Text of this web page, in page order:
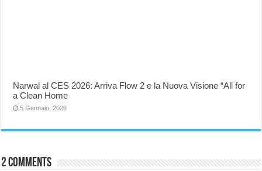
Narwal al CES 2026: Arriva Flow 2 e la Nuova Visione “All for
a Clean Home
5 Gennaio, 2026
2 comments